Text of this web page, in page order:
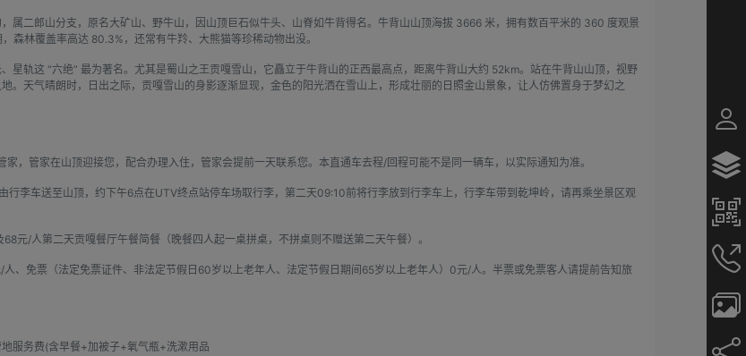
属二郎山分支，原名大矿山、野牛山，因山顶巨石似牛头、山脊如牛背得名。牛背山山顶海拔 3666 米，拥有数百平米的 360 度观景
森林覆盖率高达 80.3%，还常有牛羚、大熊猫等珍稀动物出没。
星轨这 “六绝” 最为著名。尤其是蜀山之王贡嘎雪山，它矗立于牛背山的正西最高点，距离牛背山大约 52km。站在牛背山山顶，视野
。天气晴朗时，日出之际，贡嘎雪山的身影逐渐显现，金色的阳光洒在雪山上，形成壮丽的日照金山景象，让人仿佛置身于梦幻之
，管家在山顶迎接您，配合办理入住，管家会提前一天联系您。本直通车去程/回程可能不是同一辆车，以实际通知为准。
李车送至山顶，约下午6点在UTV终点站停车场取行李，第二天09:10前将行李放到行李车上，行李车带到乾坤岭，请再乘坐景区观
元/人第二天贡嘎餐厅午餐简餐（晚餐四人起一桌拼桌，不拼桌则不赠送第二天午餐）。
、免票（法定免票证件、非法定节假日60岁以上老年人、法定节假日期间65岁以上老年人）0元/人。半票或免票客人请提前告知旅
服务费(含早餐+加被子+氧气瓶+洗漱用品